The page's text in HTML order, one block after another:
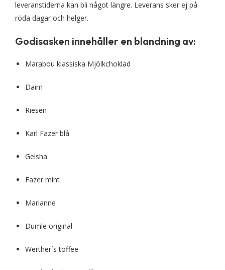
leveranstiderna kan bli något längre. Leverans sker ej på
röda dagar och helger.
Godisasken innehåller en blandning av:
Marabou klassiska Mjölkchoklad
Daim
Riesen
Karl Fazer blå
Geisha
Fazer mint
Marianne
Dumle original
Werther´s toffee